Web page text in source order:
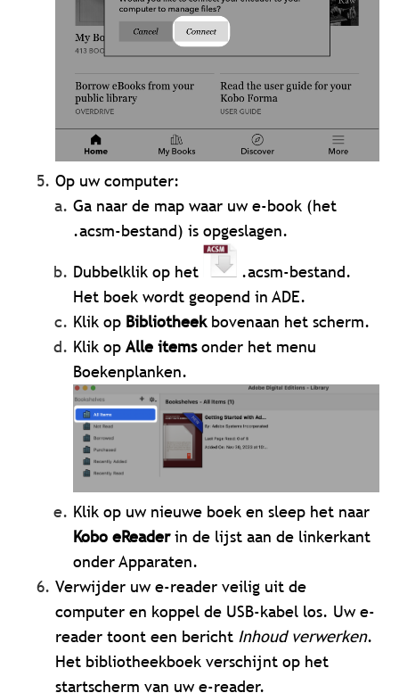
Op uw computer:
Ga naar de map waar uw e-book (het
.acsm-bestand) is opgeslagen.
Dubbelklik op het
.acsm-bestand.
Het boek wordt geopend in ADE.
Klik op Bibliotheekbovenaan het scherm.
Klik opAlle itemsonder het menu
Boekenplanken.
Klik op uw nieuwe boek en sleep het naar
Kobo eReaderin de lijst aan de linkerkant
onder Apparaten.
Verwijder uw e-reader veilig uit de
computer en koppel de USB-kabel los. Uw e-
reader toont een bericht Inhoud verwerken.
Het bibliotheekboek verschijnt op het
startscherm van uw e-reader.